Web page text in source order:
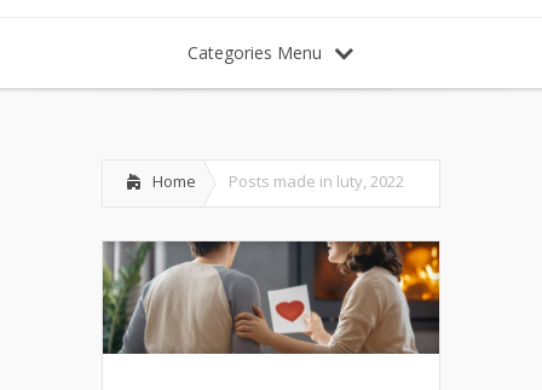
Categories Menu
Home Posts made in luty, 2022